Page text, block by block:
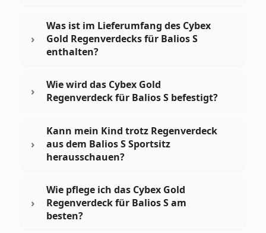
Was ist im Lieferumfang des Cybex
Gold Regenverdecks für Balios S
enthalten?
Wie wird das Cybex Gold
Regenverdeck für Balios S befestigt?
Kann mein Kind trotz Regenverdeck
aus dem Balios S Sportsitz
herausschauen?
Wie pflege ich das Cybex Gold
Regenverdeck für Balios S am
besten?